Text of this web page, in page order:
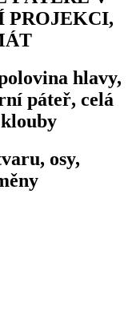
PROJEKCI,
hlavy,
páteř, celá
osy,